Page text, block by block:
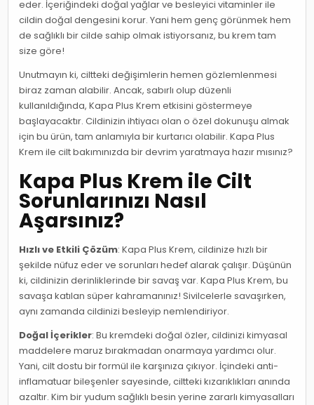
eder. İçeriğindeki doğal yağlar ve besleyici vitaminler ile
cildin doğal dengesini korur. Yani hem genç görünmek hem
de sağlıklı bir cilde sahip olmak istiyorsanız, bu krem tam
size göre!
Unutmayın ki, ciltteki değişimlerin hemen gözlemlenmesi
biraz zaman alabilir. Ancak, sabırlı olup düzenli
kullanıldığında, Kapa Plus Krem etkisini göstermeye
başlayacaktır. Cildinizin ihtiyacı olan o özel dokunuşu almak
için bu ürün, tam anlamıyla bir kurtarıcı olabilir. Kapa Plus
Krem ile cilt bakımınızda bir devrim yaratmaya hazır mısınız?
Kapa Plus Krem ile Cilt
Sorunlarınızı Nasıl
Aşarsınız?
Hızlı ve Etkili Çözüm: Kapa Plus Krem, cildinize hızlı bir
şekilde nüfuz eder ve sorunları hedef alarak çalışır. Düşünün
ki, cildinizin derinliklerinde bir savaş var. Kapa Plus Krem, bu
savaşa katılan süper kahramanınız! Sivilcelerle savaşırken,
aynı zamanda cildinizi besleyip nemlendiriyor.
Doğal İçerikler: Bu kremdeki doğal özler, cildinizi kimyasal
maddelere maruz bırakmadan onarmaya yardımcı olur.
Yani, cilt dostu bir formül ile karşınıza çıkıyor. İçindeki anti-
inflamatuar bileşenler sayesinde, ciltteki kızarıklıkları anında
azaltır. Kim bir yudum sağlıklı besin yerine zararlı kimyasalları